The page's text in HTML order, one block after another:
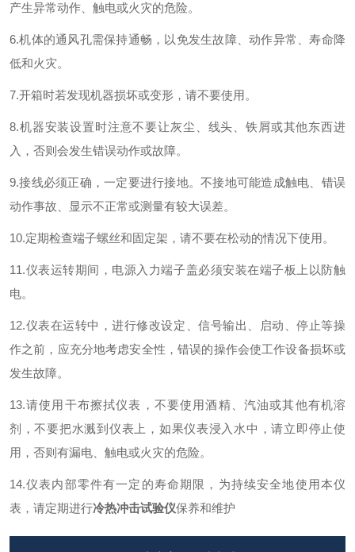
产生异常动作、触电或火灾的危险。
6.机体的通风孔需保持通畅，以免发生故障、动作异常、寿命降
低和火灾。
7.开箱时若发现机器损坏或变形，请不要使用。
8.机器安装设置时注意不要让灰尘、线头、铁屑或其他东西进
入，否则会发生错误动作或故障。
9.接线必须正确，一定要进行接地。不接地可能造成触电、错误
动作事故、显示不正常或测量有较大误差。
10.定期检查端子螺丝和固定架，请不要在松动的情况下使用。
11.仪表运转期间，电源入力端子盖必须安装在端子板上以防触
电。
12.仪表在运转中，进行修改设定、信号输出、启动、停止等操
作之前，应充分地考虑安全性，错误的操作会使工作设备损坏或
发生故障。
13.请使用干布擦拭仪表，不要使用酒精、汽油或其他有机溶
剂，不要把水溅到仪表上，如果仪表浸入水中，请立即停止使
用，否则有漏电、触电或火灾的危险。
14.仪表内部零件有一定的寿命期限，为持续安全地使用本仪
表，请定期进行冷热冲击试验仪保养和维护